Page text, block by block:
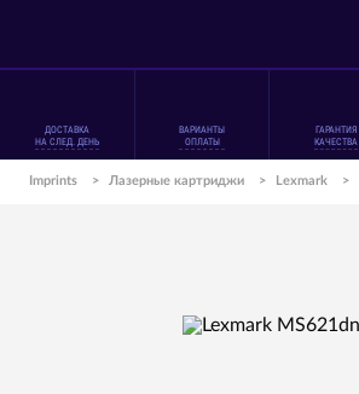
ДОСТАВКА
НА СЛЕД. ДЕНЬ
ВАРИАНТЫ
ОПЛАТЫ
ГАРАНТИЯ
КАЧЕСТВА
Imprints > Лазерные картриджи > Lexmark >